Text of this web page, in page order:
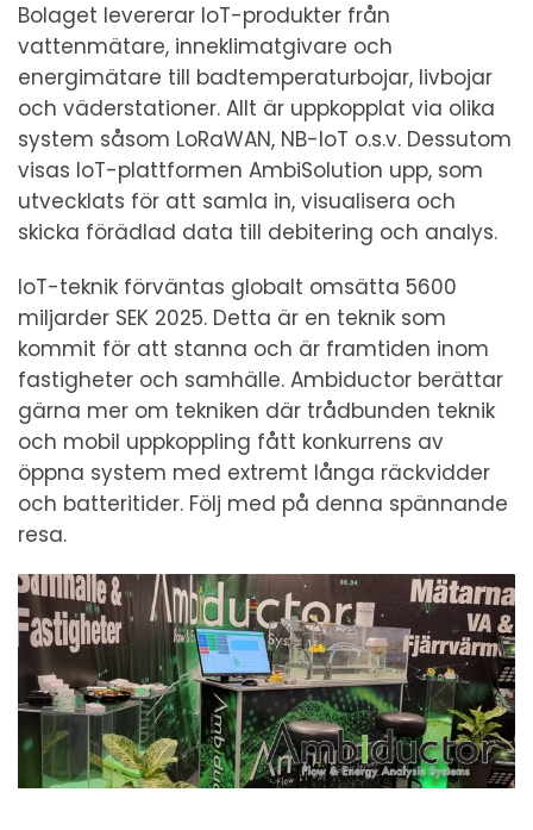
Bolaget levererar IoT-produkter från
vattenmätare, inneklimatgivare och
energimätare till badtemperaturbojar, livbojar
och väderstationer. Allt är uppkopplat via olika
system såsom LoRaWAN, NB-IoT o.s.v. Dessutom
visas IoT-plattformen AmbiSolution upp, som
utvecklats för att samla in, visualisera och
skicka förädlad data till debitering och analys.
IoT-teknik förväntas globalt omsätta 5600
miljarder SEK 2025. Detta är en teknik som
kommit för att stanna och är framtiden inom
fastigheter och samhälle. Ambiductor berättar
gärna mer om tekniken där trådbunden teknik
och mobil uppkoppling fått konkurrens av
öppna system med extremt långa räckvidder
och batteritider. Följ med på denna spännande
resa.